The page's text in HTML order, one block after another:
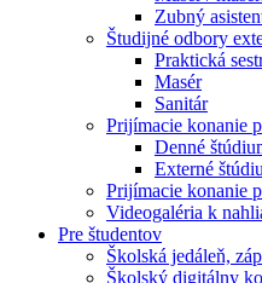
Zubný
Študijné odbory
Praktická
Masér
Sanitár
Prijímacie konanie
Denné
Externé
Prijímacie konanie
Videogaléria k
Pre študentov
Školská jedáleň,
Školský digitálny